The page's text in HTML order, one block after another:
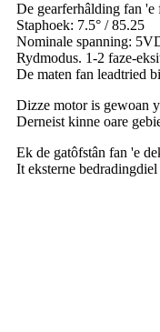
De gearferhâlding fan 'e
Staphoek: 7.5° / 85.25
Nominale spanning:
Rydmodus. 1-2 faze-
De maten fan leadtried
Dizze motor is gewoan
Derneist kinne oare
Ek de gatôfstân fan 'e
It eksterne